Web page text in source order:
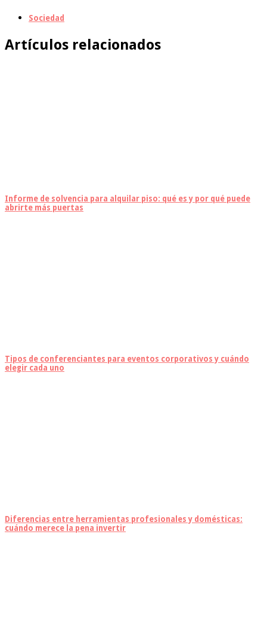
Sociedad
Artículos relacionados
Informe de solvencia para alquilar piso: qué es y por qué puede
abrirte más puertas
Tipos de conferenciantes para eventos corporativos y cuándo
elegir cada uno
Diferencias entre herramientas profesionales y domésticas:
cuándo merece la pena invertir